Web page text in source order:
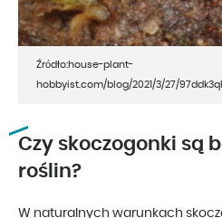
Źródło:house-plant-
hobbyist.com/blog/2021/3/27/
Czy skoczogonki są
roślin?
W naturalnych warunkach